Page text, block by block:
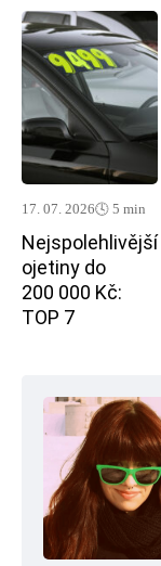
17. 07. 2026🕓 5 min
Nejspolehlivější
ojetiny do
200 000 Kč:
TOP 7